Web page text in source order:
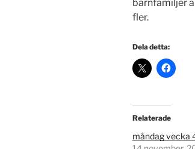
barnfamiljer
fler.
Dela detta:
Relaterade
måndag vecka